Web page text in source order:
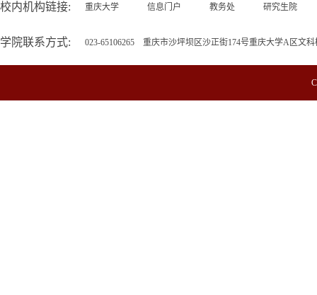
校内机构链接: 重庆大学 信息门户 教务处 研究生院
学院联系方式: 023-65106265 重庆市沙坪坝区沙正街174号重庆大学A区文科